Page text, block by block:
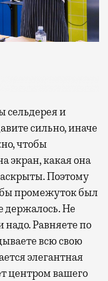
сельдерея и
сильно, иначе
чтобы
экран, какая она
Поэтому
промежуток был
держалось. Не
надо. Равняете по
всю свою
элегантная
центром вашего